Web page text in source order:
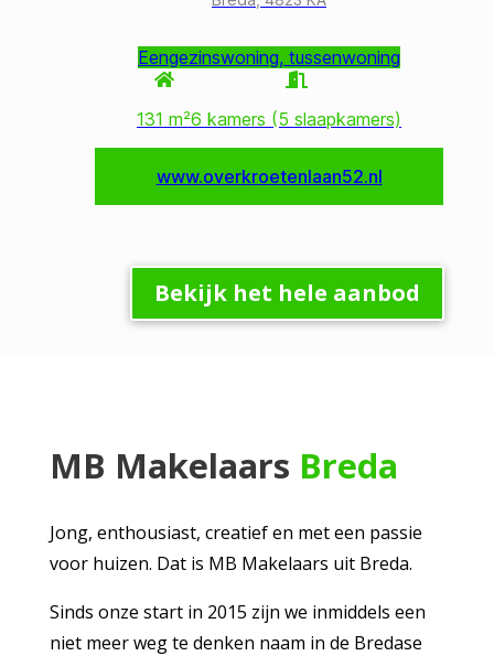
Bekijk het hele aanbod
MB Makelaars Breda
Jong, enthousiast, creatief en met een passie
voor huizen. Dat is MB Makelaars uit Breda.
Sinds onze start in 2015 zijn we inmiddels een
niet meer weg te denken naam in de Bredase